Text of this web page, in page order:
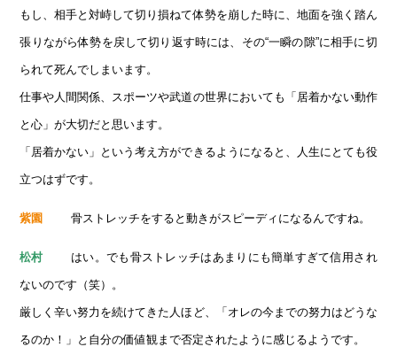
もし、相手と対峙して切り損ねて体勢を崩した時に、地面を強く踏ん
張りながら体勢を戻して切り返す時には、その“一瞬の隙”に相手に切
られて死んでしまいます。
仕事や人間関係、スポーツや武道の世界においても「居着かない動作
と心」が大切だと思います。
「居着かない」という考え方ができるようになると、人生にとても役
立つはずです。
紫園 骨ストレッチをすると動きがスピーディになるんですね。
松村 はい。でも骨ストレッチはあまりにも簡単すぎて信用され
ないのです（笑）。
厳しく辛い努力を続けてきた人ほど、「オレの今までの努力はどうな
るのか！」と自分の価値観まで否定されたように感じるようです。